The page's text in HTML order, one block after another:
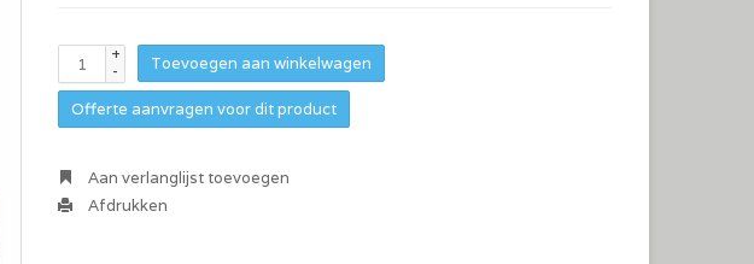
+
-
Toevoegen aan winkelwagen
Offerte aanvragen voor dit product
Aan verlanglijst toevoegen
Afdrukken